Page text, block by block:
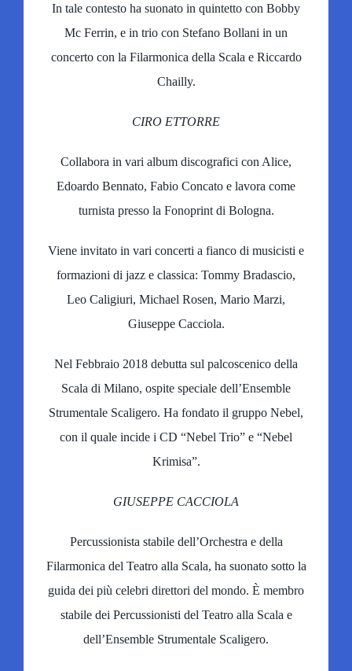
In tale contesto ha suonato in quintetto con Bobby
Mc Ferrin, e in trio con Stefano Bollani in un
concerto con la Filarmonica della Scala e Riccardo
Chailly.
CIRO ETTORRE
Collabora in vari album discografici con Alice,
Edoardo Bennato, Fabio Concato e lavora come
turnista presso la Fonoprint di Bologna.
Viene invitato in vari concerti a fianco di musicisti e
formazioni di jazz e classica: Tommy Bradascio,
Leo Caligiuri, Michael Rosen, Mario Marzi,
Giuseppe Cacciola.
Nel Febbraio 2018 debutta sul palcoscenico della
Scala di Milano, ospite speciale dell’Ensemble
Strumentale Scaligero. Ha fondato il gruppo Nebel,
con il quale incide i CD “Nebel Trio” e “Nebel
Krimisa”.
GIUSEPPE CACCIOLA
Percussionista stabile dell’Orchestra e della
Filarmonica del Teatro alla Scala, ha suonato sotto la
guida dei più celebri direttori del mondo. È membro
stabile dei Percussionisti del Teatro alla Scala e
dell’Ensemble Strumentale Scaligero.